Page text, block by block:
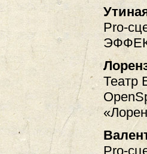
Pro-
Театр
Pro-